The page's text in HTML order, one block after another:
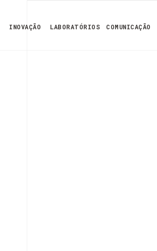
INOVAÇÃO LABORATÓRIOS COMUNICAÇÃO